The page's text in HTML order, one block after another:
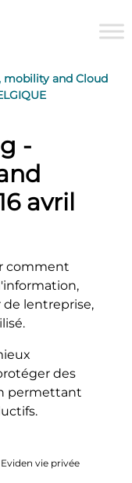
mobility and Cloud
-
avril
comment
de lentreprise,
des
permettant
Eviden vie privée